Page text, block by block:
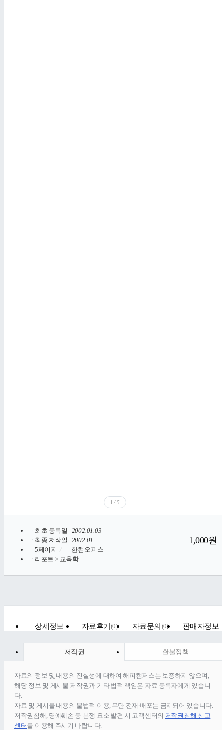
1 / 5
ㆍ 최초 등록일
2002.01.03
ㆍ 최종 저작일
2002.01
ㆍ 5페이지 /
한컴오피스
ㆍ 리포트 > 교육학
1,000원
상세정보 자료후기 (0) 자료문의 (0) 판매자정보
저작권 환불정책
자료의 정보 및 내용의 진실성에 대하여 해피캠퍼스는 보증하지 않으며,
해당 정보 및 게시물 저작권과 기타 법적 책임은 자료 등록자에게 있습니
다.
자료 및 게시물 내용의 불법적 이용, 무단 전재∙배포는 금지되어 있습니다.
저작권침해, 명예훼손 등 분쟁 요소 발견 시 고객센터의 저작권침해 신고
센터를 이용해 주시기 바랍니다.